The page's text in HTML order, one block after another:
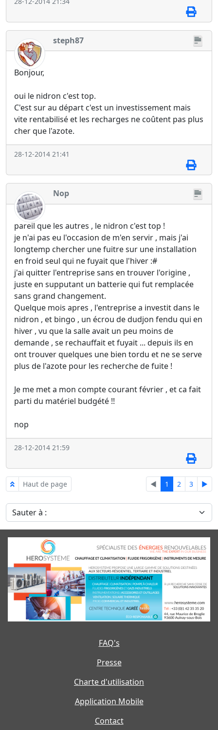
steph87
Bonjour,
oui le nidron c'est top.
C'est sur au départ c'est un investissement mais
vite rentabilisé et les recharges ne coûtent pas plus
cher que l'azote.
28-12-2014 21:41
Nop
pareil que les autres , le nidron c'est top !
je n'ai pas eu l'occasion de m'en servir , mais j'ai
longtemp chercher une fuitre sur une installation
en froid seul qui ne fuyait que l'hiver :#
j'ai quitter l'entreprise sans en trouver l'origine ,
juste en supputant un batterie qui fut remplacée
sans grand changement.
Quelque mois apres , l'entreprise a investit dans le
nidron , et bingo , un écrou de dudjon fendu qui en
hiver , vu que la salle avait un peu moins de
demande , se rechauffait et fuyait ... depuis ils en
ont trouver quelques une bien tordu et ne se serve
plus de l'azote pour les recherche de fuite !
Je me met a mon compte courant février , et ca fait
parti du matériel budgété !!
nop
28-12-2014 21:59
Haut de page ◄ 1 2 3 ►
Sauter à :
FAQ's
Presse
Charte d'utilisation
Application Mobile
Contact